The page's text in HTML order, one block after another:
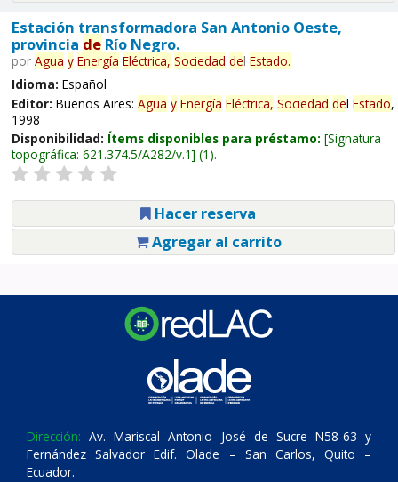
Estación transformadora San Antonio Oeste,
provincia deRío Negro.
por Agua y Energía Eléctrica, Sociedad del Estado.
Idioma: Español
Editor: Buenos Aires: Agua y Energía Eléctrica, Sociedad del Estado,
1998
Disponibilidad: Ítems disponibles para préstamo: Signatura
topográfica: 621.374.5/A282/v.1 (1).
Hacer reserva
Agregar al carrito
Dirección: Av. Mariscal Antonio José de Sucre N58-63 y
Fernández Salvador Edif. Olade – San Carlos, Quito –
Ecuador.